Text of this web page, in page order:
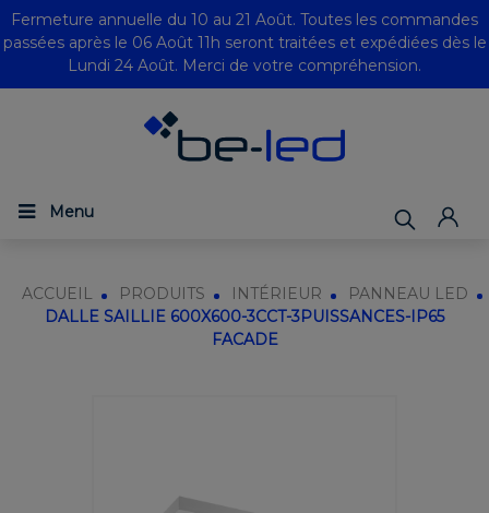
Fermeture annuelle du 10 au 21 Août. Toutes les commandes
passées après le 06 Août 11h seront traitées et expédiées dès le
Lundi 24 Août. Merci de votre compréhension.
Menu
ACCUEIL PRODUITS INTÉRIEUR
PANNEAU LED
DALLE SAILLIE 600X600-3CCT-3PUISSANCES-IP65
FACADE